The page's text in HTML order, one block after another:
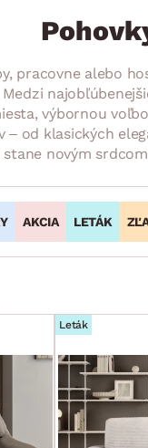
pracovne alebo
výbornou
od klasických
novým
AKCIA LETÁK
Leták